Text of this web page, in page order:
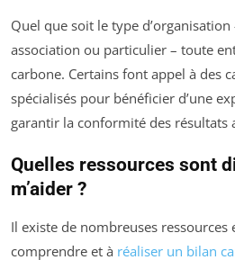
Quel que soit le type
association ou particulier – toute
carbone. Certains font appel à des
spécialisés pour bénéficier d’une
garantir la conformité des résultats
Quelles ressources sont
m’aider ?
Il existe de nombreuses ressources
comprendre et à réaliser un bilan